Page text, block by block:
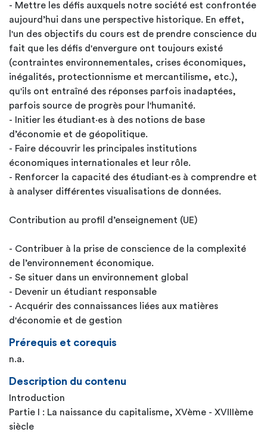
- Mettre les défis auxquels notre société est confrontée
aujourd’hui dans une perspective historique. En effet,
l'un des objectifs du cours est de prendre conscience du
fait que les défis d'envergure ont toujours existé
(contraintes environnementales, crises économiques,
inégalités, protectionnisme et mercantilisme, etc.),
qu'ils ont entraîné des réponses parfois inadaptées,
parfois source de progrès pour l'humanité.
- Initier les étudiant·es à des notions de base
d’économie et de géopolitique.
- Faire découvrir les principales institutions
économiques internationales et leur rôle.
- Renforcer la capacité des étudiant·es à comprendre et
à analyser différentes visualisations de données.
Contribution au profil d’enseignement (UE)
- Contribuer à la prise de conscience de la complexité
de l’environnement économique.
- Se situer dans un environnement global
- Devenir un étudiant responsable
- Acquérir des connaissances liées aux matières
d'économie et de gestion
Prérequis et corequis
n.a.
Description du contenu
Introduction
Partie I : La naissance du capitalisme, XVème - XVIIIème
siècle